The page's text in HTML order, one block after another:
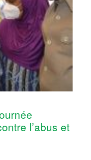
l’abus et